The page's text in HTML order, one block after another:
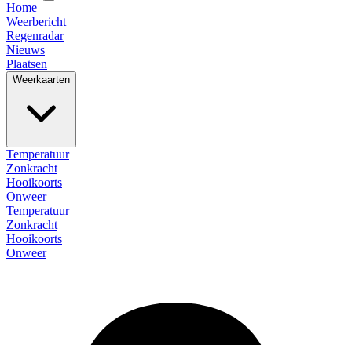
Home
Weerbericht
Regenradar
Nieuws
Plaatsen
Weerkaarten
Temperatuur
Zonkracht
Hooikoorts
Onweer
Temperatuur
Zonkracht
Hooikoorts
Onweer